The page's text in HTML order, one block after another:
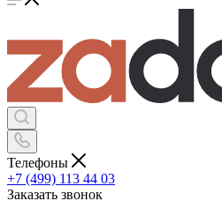
Телефоны
+7 (499) 113 44 03
Заказать звонок